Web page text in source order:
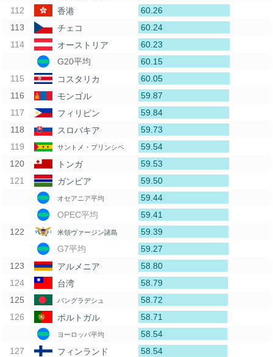
香港
60.26
チェコ
60.24
オーストリア
60.23
G20平均
60.15
コスタリカ
60.05
モンゴル
59.87
フィリピン
59.84
スロバキア
59.73
サントメ・プリンシペ
59.54
トンガ
59.53
ガンビア
59.50
オセアニア平均
59.44
OPEC平均
59.41
米領ヴァージン諸島
59.39
G7平均
59.27
アルメニア
58.80
台湾
58.79
バングラデシュ
58.72
ポルトガル
58.71
ヨーロッパ平均
58.54
フィンランド
58.54